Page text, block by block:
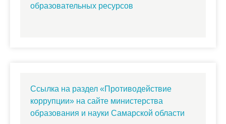
образовательных ресурсов
Ссылка на раздел «Противодействие
коррупции» на сайте министерства
образования и науки Самарской области